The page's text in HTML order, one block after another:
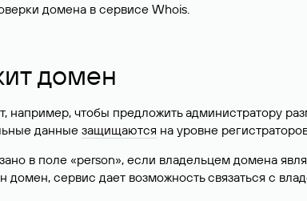
домена в сервисе Whois.
домен
например, чтобы предложить администратору
данные защищаются на уровне
в поле «person», если владельцем домена
домен, сервис дает возможность связаться с